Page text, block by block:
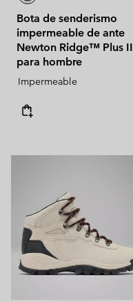
Bota de senderismo
impermeable de ante
Newton Ridge™ Plus II
para hombre
Impermeable